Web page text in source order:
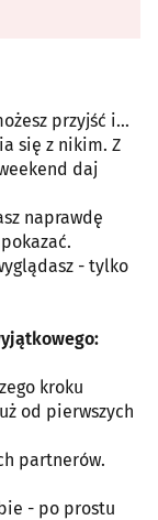
przyjść i…
się z nikim. Z
daj
naprawdę
- tylko
kroku
od pierwszych
partnerów.
- po prostu